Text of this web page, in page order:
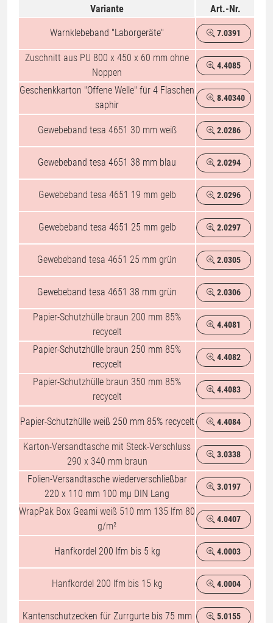
Variante Art.-Nr.
Warnklebeband "Laborgeräte" 7.0391
Zuschnitt aus PU 800 x 450 x 60 mm ohne
Noppen
4.4085
Geschenkkarton "Offene Welle" für 4 Flaschen
saphir
8.40340
Gewebeband tesa 4651 30 mm weiß 2.0286
Gewebeband tesa 4651 38 mm blau 2.0294
Gewebeband tesa 4651 19 mm gelb 2.0296
Gewebeband tesa 4651 25 mm gelb 2.0297
Gewebeband tesa 4651 25 mm grün 2.0305
Gewebeband tesa 4651 38 mm grün 2.0306
Papier-Schutzhülle braun 200 mm 85%
recycelt
4.4081
Papier-Schutzhülle braun 250 mm 85%
recycelt
4.4082
Papier-Schutzhülle braun 350 mm 85%
recycelt
4.4083
Papier-Schutzhülle weiß 250 mm 85% recycelt 4.4084
Karton-Versandtasche mit Steck-Verschluss
290 x 340 mm braun
3.0338
Folien-Versandtasche wiederverschließbar
220 x 110 mm 100 mµ DIN Lang
3.0197
WrapPak Box Geami weiß 510 mm 135 lfm 80
g/m²
4.0407
Hanfkordel 200 lfm bis 5 kg 4.0003
Hanfkordel 200 lfm bis 15 kg 4.0004
Kantenschutzecken für Zurrgurte bis 75 mm 5.0155